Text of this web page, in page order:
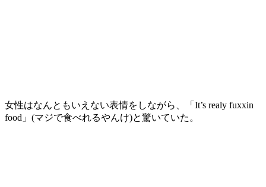
女性はなんともいえない表情をしながら、「It’s realy fuxxin
food」(マジで食べれるやんけ)と驚いていた。